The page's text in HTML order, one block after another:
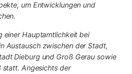
um Entwicklungen und
einer Hauptamtlichkeit bei
Austausch zwischen der Stadt,
Dieburg und Groß Gerau sowie
statt. Angesichts der